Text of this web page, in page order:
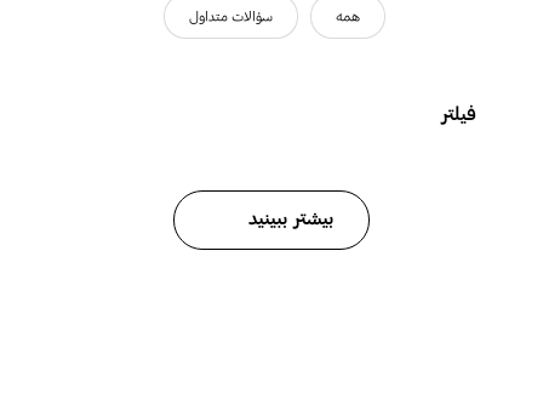
همه سؤالات متداول
فیلتر
بیشتر ببینید